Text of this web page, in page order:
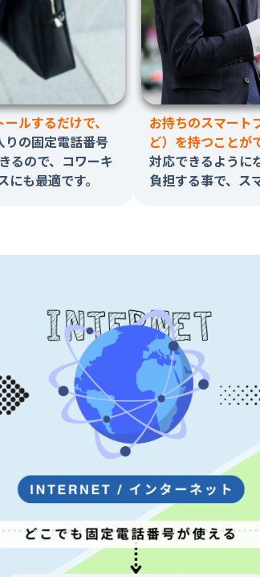
ルするだけで、
りの固定電話番号
るので、コワーキ
も最適です。
お持ちのスマート
ど）を持つことが
対応できるように
負担する事で、ス